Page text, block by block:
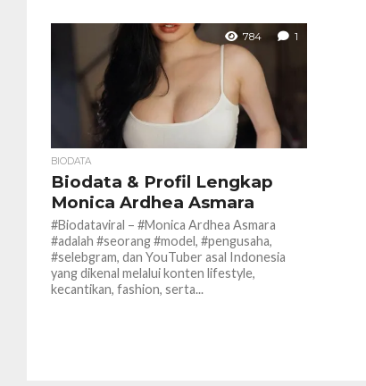
784 1
BIODATA
Biodata & Profil Lengkap
Monica Ardhea Asmara
#Biodataviral – #Monica Ardhea Asmara
#adalah #seorang #model, #pengusaha,
#selebgram, dan YouTuber asal Indonesia
yang dikenal melalui konten lifestyle,
kecantikan, fashion, serta...